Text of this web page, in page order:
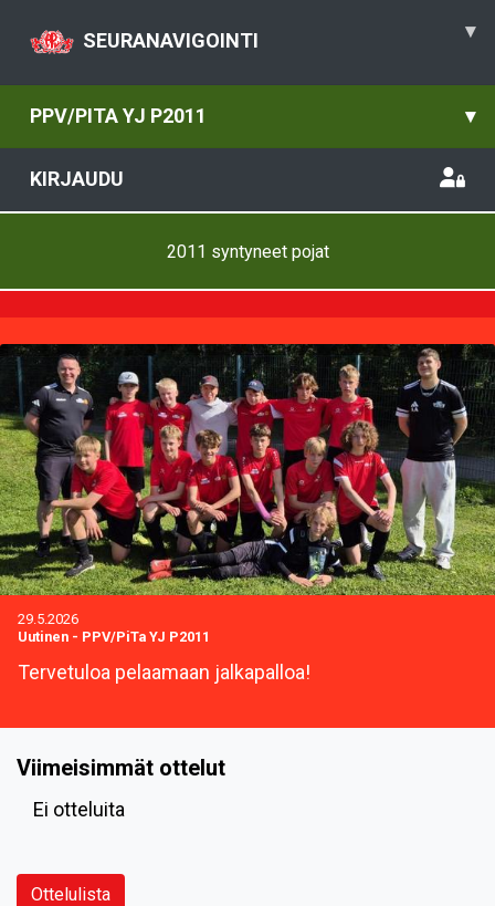
SEURANAVIGOINTI ▾
PPV/PITA YJ P2011 ▾
KIRJAUDU
2011 syntyneet pojat
29.5.2026
Uutinen - PPV/PiTa YJ P2011
Tervetuloa pelaamaan jalkapalloa!
Viimeisimmät ottelut
Ei otteluita
Ottelulista